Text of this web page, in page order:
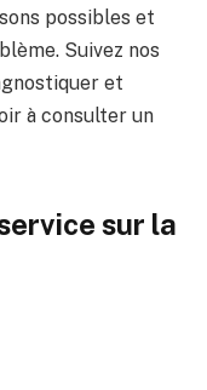
possibles et
Suivez nos
et
à consulter un
sur la